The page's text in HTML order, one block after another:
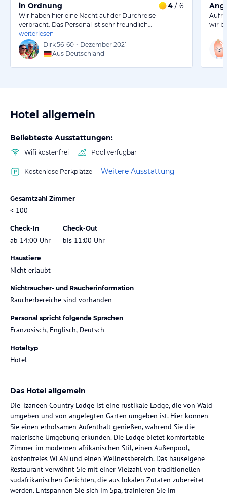
in Ordnung 4 / 6
Wir haben hier eine Nacht auf der Durchreise
verbracht. Das Personal ist sehr freundlich…
weiterlesen
Dirk56-60 • Dezember 2021
Aus Deutschland
wir
Hotel allgemein
Beliebteste Ausstattungen:
Wifi kostenfrei Pool verfügbar
Kostenlose Parkplätze Weitere Ausstattung
Gesamtzahl Zimmer
< 100
Check-In
ab 14:00 Uhr
Check-Out
bis 11:00 Uhr
Haustiere
Nicht erlaubt
Nichtraucher- und Raucherinformation
Raucherbereiche sind vorhanden
Personal spricht folgende Sprachen
Französisch, Englisch, Deutsch
Hoteltyp
Hotel
Das Hotel allgemein
Die Tzaneen Country Lodge ist eine rustikale Lodge, die von Wald
umgeben und von angelegten Gärten umgeben ist. Hier können
Sie einen erholsamen Aufenthalt genießen, während Sie die
malerische Umgebung erkunden. Die Lodge bietet komfortable
Zimmer im modernen afrikanischen Stil, einen Außenpool,
kostenfreies WLAN und einen Wellnessbereich. Das hauseigene
Restaurant verwöhnt Sie mit einer Vielzahl von traditionellen
südafrikanischen Gerichten, die aus lokalen Zutaten zubereitet
werden. Entspannen Sie sich im Spa, trainieren Sie im